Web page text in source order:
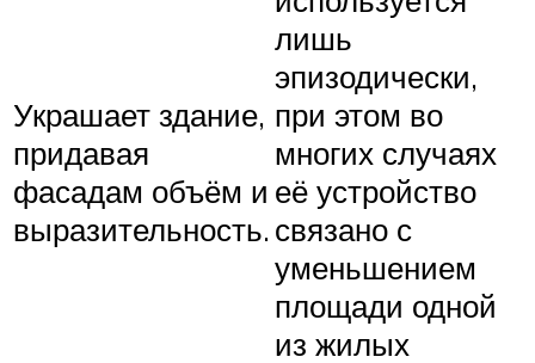
Украшает здание,
придавая
фасадам объём и
выразительность.
лишь
эпизодически,
при этом во
многих случаях
её устройство
связано с
уменьшением
площади одной
из жилых